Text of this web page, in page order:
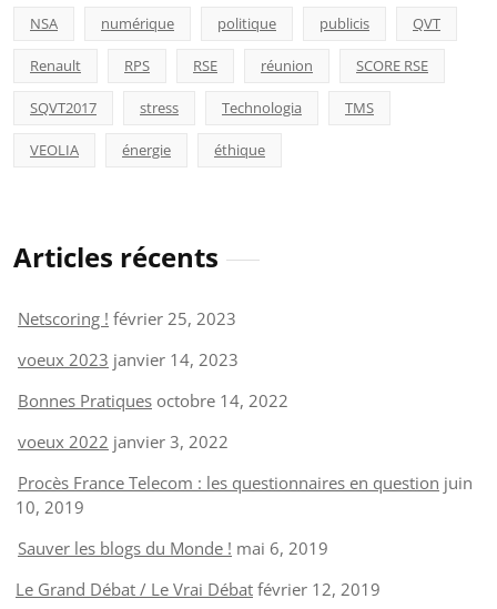
NSA numérique politique publicis QVT
Renault RPS RSE réunion SCORE RSE
SQVT2017 stress Technologia TMS
VEOLIA énergie éthique
Articles récents
Netscoring ! février 25, 2023
voeux 2023 janvier 14, 2023
Bonnes Pratiques octobre 14, 2022
voeux 2022 janvier 3, 2022
Procès France Telecom : les questionnaires en question juin
10, 2019
Sauver les blogs du Monde ! mai 6, 2019
Le Grand Débat / Le Vrai Débat février 12, 2019